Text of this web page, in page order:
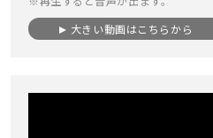
大きい動画はこちらから